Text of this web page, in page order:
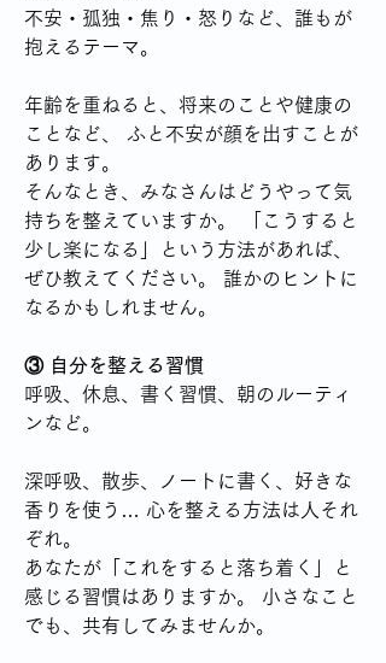
不安・孤独・焦り・怒りなど、誰もが
抱えるテーマ。
年齢を重ねると、将来のことや健康の
ことなど、 ふと不安が顔を出すことが
あります。
そんなとき、みなさんはどうやって気
持ちを整えていますか。 「こうすると
少し楽になる」という方法があれば、
ぜひ教えてください。 誰かのヒントに
なるかもしれません。
③ 自分を整える習慣
呼吸、休息、書く習慣、朝のルーティ
ンなど。
深呼吸、散歩、ノートに書く、好きな
香りを使う… 心を整える方法は人それ
ぞれ。
あなたが「これをすると落ち着く」と
感じる習慣はありますか。 小さなこと
でも、共有してみませんか。